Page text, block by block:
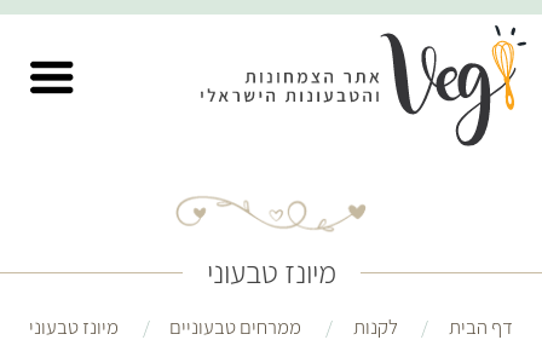
מיונז טבעוני
דף הבית לקנות ממרחים טבעוניים מיונז טבעוני